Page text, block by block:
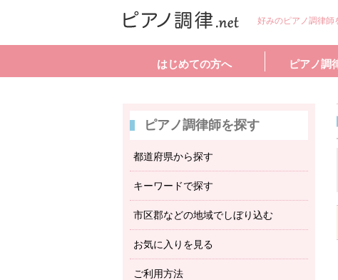
好みのピアノ調律師
はじめての方へ ピアノ調
ピアノ調律師を探す
都道府県から探す
キーワードで探す
市区郡などの地域でしぼり込む
お気に入りを見る
ご利用方法